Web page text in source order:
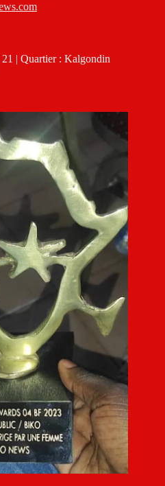
21 | Quartier : Kalgondin